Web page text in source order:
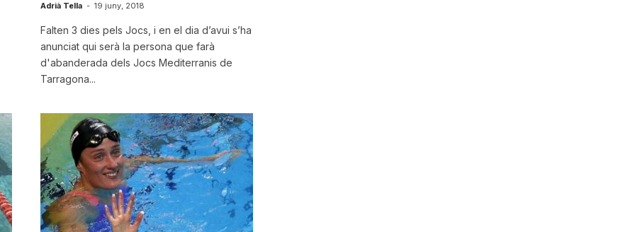
Adrià Tella - 19 juny, 2018
Falten 3 dies pels Jocs, i en el dia d’avui s’ha
anunciat qui serà la persona que farà
d'abanderada dels Jocs Mediterranis de
Tarragona...